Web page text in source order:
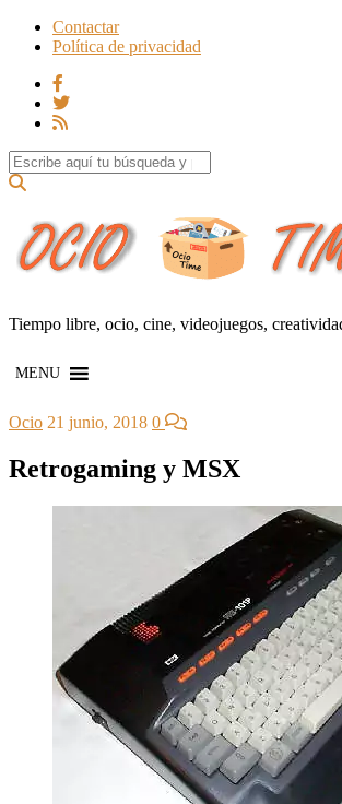
Contactar
Política de privacidad
Search for:
Tiempo libre, ocio, cine, videojuegos,
MENU
Ocio 21 junio, 2018 0
Retrogaming y MSX